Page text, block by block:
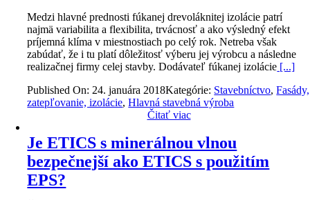
Medzi hlavné prednosti fúkanej drevoláknitej izolácie patrí
najmä variabilita a flexibilita, trvácnosť a ako výsledný efekt
príjemná klíma v miestnostiach po celý rok. Netreba však
zabúdať, že i tu platí dôležitosť výberu jej výrobcu a následne
realizačnej firmy celej stavby. Dodávateľ fúkanej izolácie [...]
Published On: 24. januára 2018Kategórie: Stavebníctvo,Fasády,
zatepľovanie, izolácie,Hlavná stavebná výroba
Čitať viac
Je ETICS s minerálnou vlnou
bezpečnejší ako ETICS s použitím
EPS?